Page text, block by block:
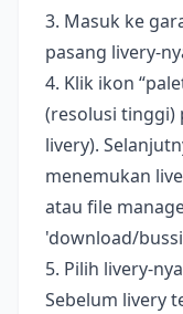
3. Masuk ke
pasang livery-
4. Klik ikon
(resolusi tinggi)
livery).
menemukan
atau file
'download/
5. Pilih livery-
Sebelum livery